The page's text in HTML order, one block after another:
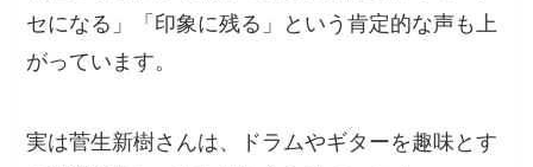
セになる」「印象に残る」という肯定的な声も上
がっています。
実は菅生新樹さんは、ドラムやギターを趣味とす